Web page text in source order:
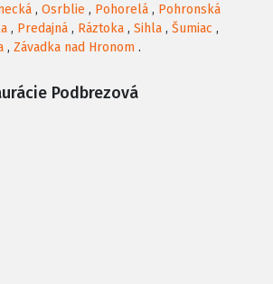
, Osrblie , Pohorelá , Pohronská
, Predajná , Ráztoka , Sihla , Šumiac ,
, Závadka nad Hronom .
Podbrezová